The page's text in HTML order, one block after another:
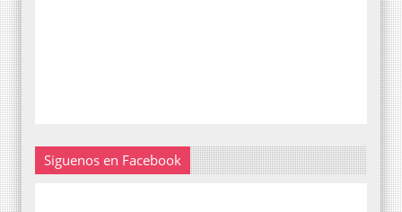
Siguenos en Facebook